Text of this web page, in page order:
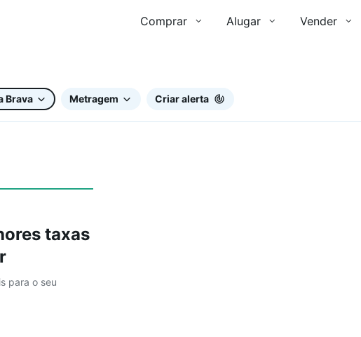
Comprar Alugar Vender
Brava Metragem Criar alerta
taxas
para o seu